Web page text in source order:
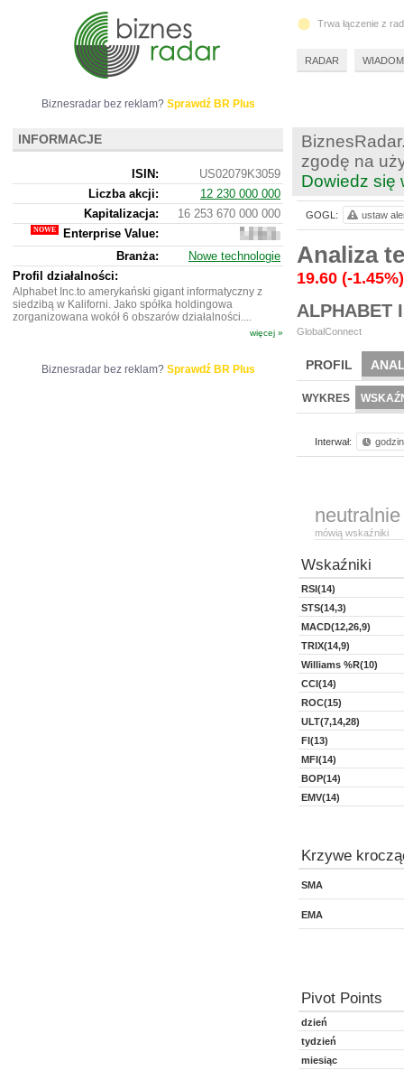
zgodę na
Dowiedz się
Analiza
19.60 (-1.45%)
ALPHABET
GlobalConnect
PROFIL
BR LAB
WYKRES
Interwał:
neutralnie
mówią wskaźniki
Wskaźniki
RSI(14)
STS(14,3)
MACD(12,26,9)
TRIX(14,9)
Williams %R(10)
CCI(14)
ROC(15)
ULT(7,14,28)
FI(13)
MFI(14)
BOP(14)
EMV(14)
Krzywe
SMA
EMA
Pivot Points
dzień
tydzień
miesiąc
GOGL: ustaw
Biznesradar bez reklam? Sprawdź BR Plus
INFORMACJE
ISIN:
US02079K3059
Liczba akcji:
12 230 000 000
Kapitalizacja:
16 253 670 000 000
Enterprise Value:
16
468
021
000
Branża:
Nowe technologie
Profil działalności:
Alphabet Inc.to amerykański gigant informatyczny z
siedzibą w Kaliforni. Jako spółka holdingowa
zorganizowana wokół 6 obszarów działalności....
więcej »
Biznesradar bez reklam? Sprawdź BR Plus
Trwa łączenie z
RADAR